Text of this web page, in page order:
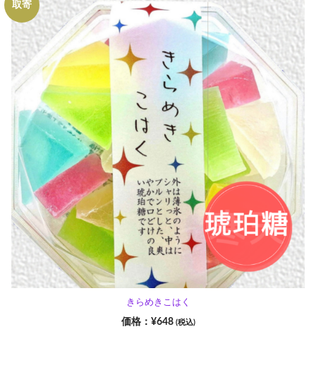
取寄
きらめきこはく
¥648 (税込)